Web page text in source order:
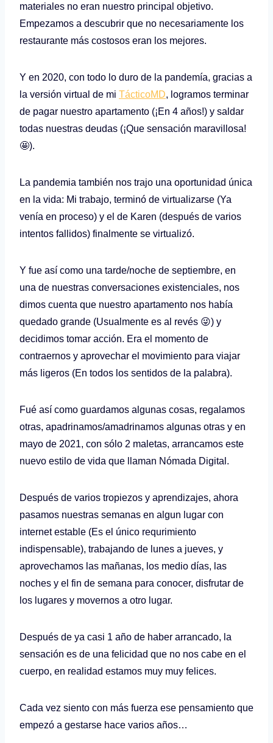
materiales no eran nuestro principal objetivo.
Empezamos a descubrir que no necesariamente los
restaurante más costosos eran los mejores.
Y en 2020, con todo lo duro de la pandemía, gracias a
la versión virtual de mi TácticoMD, logramos terminar
de pagar nuestro apartamento (¡En 4 años!) y saldar
todas nuestras deudas (¡Que sensación maravillosa!
🤩).
La pandemia también nos trajo una oportunidad única
en la vida: Mi trabajo, terminó de virtualizarse (Ya
venía en proceso) y el de Karen (después de varios
intentos fallidos) finalmente se virtualizó.
Y fue así como una tarde/noche de septiembre, en
una de nuestras conversaciones existenciales, nos
dimos cuenta que nuestro apartamento nos había
quedado grande (Usualmente es al revés 😜) y
decidimos tomar acción. Era el momento de
contraernos y aprovechar el movimiento para viajar
más ligeros (En todos los sentidos de la palabra).
Fué así como guardamos algunas cosas, regalamos
otras, apadrinamos/amadrinamos algunas otras y en
mayo de 2021, con sólo 2 maletas, arrancamos este
nuevo estilo de vida que llaman Nómada Digital.
Después de varios tropiezos y aprendizajes, ahora
pasamos nuestras semanas en algun lugar con
internet estable (Es el único requrimiento
indispensable), trabajando de lunes a jueves, y
aprovechamos las mañanas, los medio días, las
noches y el fin de semana para conocer, disfrutar de
los lugares y movernos a otro lugar.
Después de ya casi 1 año de haber arrancado, la
sensación es de una felicidad que no nos cabe en el
cuerpo, en realidad estamos muy muy felices.
Cada vez siento con más fuerza ese pensamiento que
empezó a gestarse hace varios años…